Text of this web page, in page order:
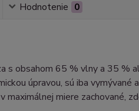
Hodnotenie 0
s obsahom 65 % vlny a 35 %
úpravou, sú iba vymývané
miere zachované,